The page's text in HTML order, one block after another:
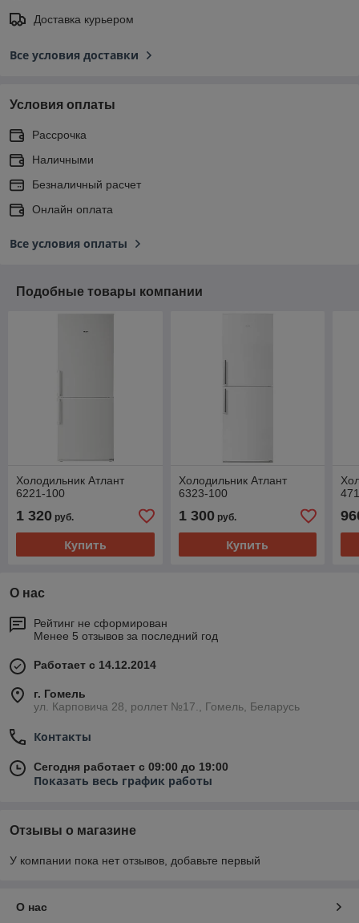
Доставка курьером
Все условия доставки
Условия оплаты
Рассрочка
Наличными
Безналичный расчет
Онлайн оплата
Все условия оплаты
Подобные товары компании
Холодильник Атлант
6221-100
1 320 руб.
Купить
Холодильник Атлант
6323-100
1 300руб.
Купить
О нас
Рейтинг не сформирован
Менее 5 отзывов за последний год
Работает с 14.12.2014
г. Гомель
ул. Карповича 28, роллет №17., Гомель, Беларусь
Контакты
Сегодня работает с 09:00 до 19:00
Показать весь график работы
Отзывы о магазине
У компании пока нет отзывов, добавьте первый
О нас